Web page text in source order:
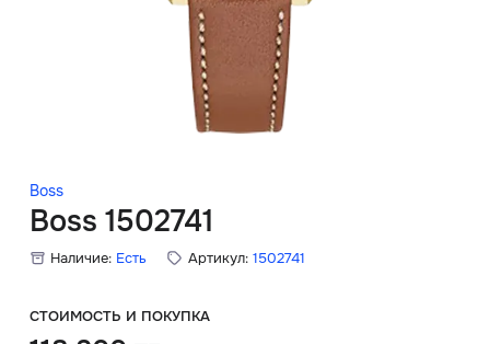
Boss
Boss 1502741
Наличие: Есть Артикул: 1502741
СТОИМОСТЬ И ПОКУПКА
Мужские часы
Женские часы
Скидки
Главная
О нас